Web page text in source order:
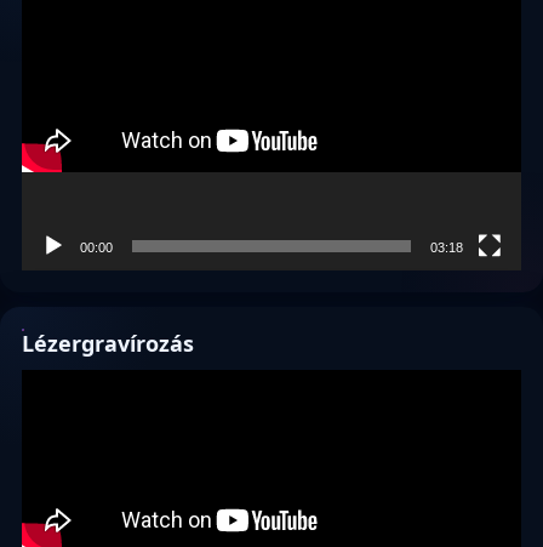
00:00 03:18
Lézergravírozás